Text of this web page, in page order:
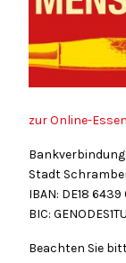
zur Online-
Bankverbindung
Stadt
IBAN: DE18 6439
BIC:
Beachten Sie